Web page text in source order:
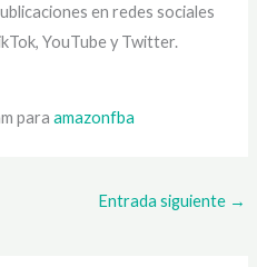
en redes sociales
YouTube y Twitter.
paraamazonfba
Entrada siguiente →